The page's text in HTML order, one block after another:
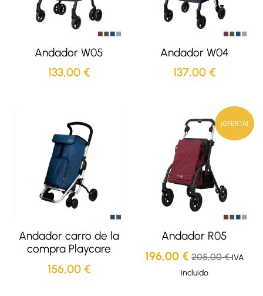
Andador W05
133,00 €
Andador W04
137,00 €
Andador carro de la
compra Playcare
156,00 €
¡OFERTA!
Andador R05
196,00 € 205,00€ IVA
incluido